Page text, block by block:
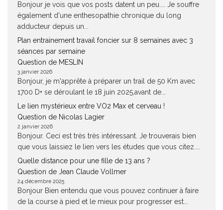
Bonjour je vois que vos posts datent un peu.... Je souffre
également d'une enthesopathie chronique du long
adducteur depuis un...
Plan entrainement travail foncier sur 8 semaines avec 3
séances par semaine
Question de MESLIN
3 janvier 2026
Bonjour, je m'apprête à préparer un trail de 50 Km avec
1700 D+ se déroulant le 18 juin 2025,avant de...
Le lien mystérieux entre VO2 Max et cerveau !
Question de Nicolas Lagier
2 janvier 2026
Bonjour. Ceci est très très intéressant. Je trouverais bien
que vous laissiez le lien vers les études que vous citez....
Quelle distance pour une fille de 13 ans ?
Question de Jean Claude Vollmer
24 décembre 2025
Bonjour Bien entendu que vous pouvez continuer à faire
de la course à pied et le mieux pour progresser est...